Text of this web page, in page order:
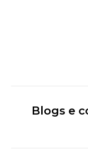
Blogs e